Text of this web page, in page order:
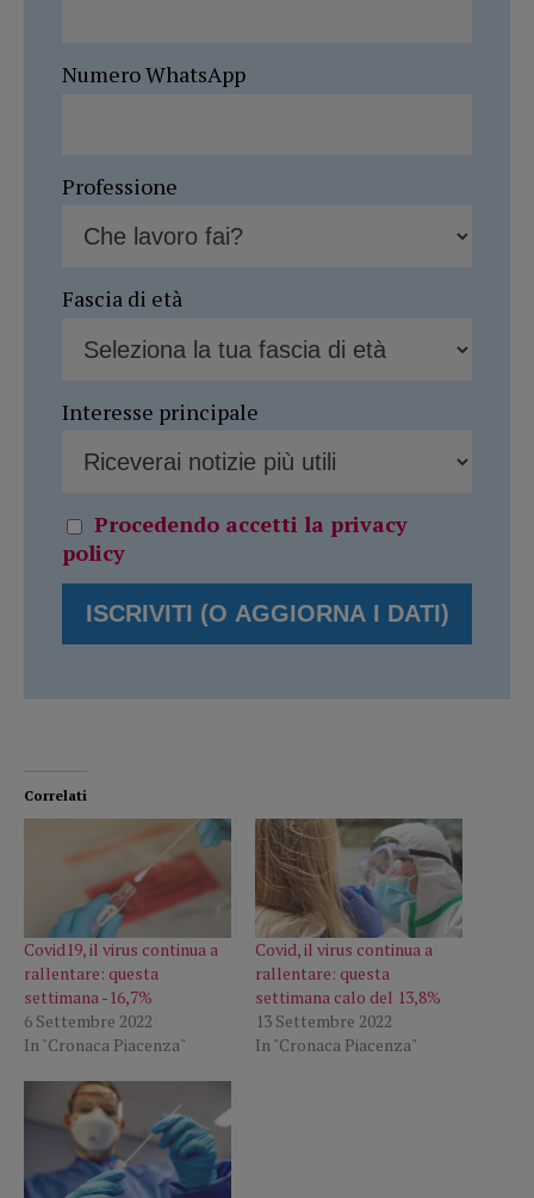
Numero WhatsApp
Professione
Fascia di età
Interesse principale
Procedendo accetti la privacy
policy
Correlati
Covid19, il virus continua a
rallentare: questa
settimana -16,7%
6 Settembre 2022
In "Cronaca Piacenza"
Covid, il virus continua a
rallentare: questa
settimana calo del 13,8%
13 Settembre 2022
In "Cronaca Piacenza"